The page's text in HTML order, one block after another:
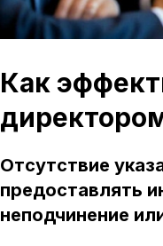
Как
Отсутствие
предоставлять
неподчинение